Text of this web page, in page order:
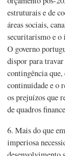
estruturais e de
áreas sociais,
securitarismo e o
O governo
dispor para
contingência que,
continuidade e o
os prejuízos que
de quadros
6. Mais do que
imperiosa